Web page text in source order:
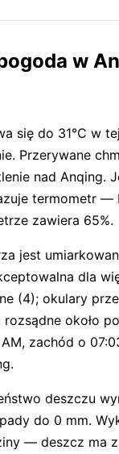
w
się do 31°C w
Przerywane
nad Anqing.
termometr —
zawiera 65%.
jest
dla
(4); okulary
rozsądne około
zachód o
deszczu
do 0 mm.
— deszcz ma